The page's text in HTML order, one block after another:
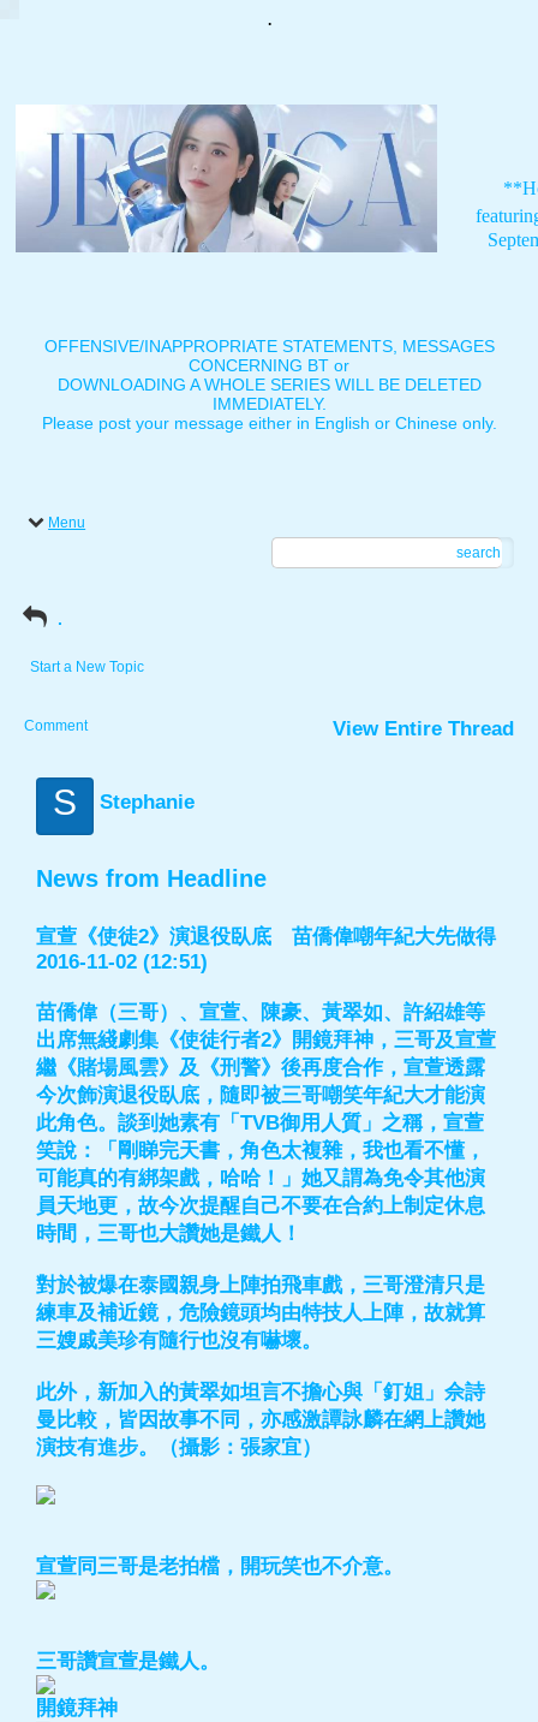
.
OFFENSIVE/INAPPROPRIATE STATEMENTS, MESSAGES
CONCERNING BT or
DOWNLOADING A WHOLE SERIES WILL BE DELETED
IMMEDIATELY.
Please post your message either in English or Chinese only.
Menu
search
.
Start a New Topic
Comment View Entire Thread
S Stephanie
News from Headline
宣萱《使徒2》演退役臥底 苗僑偉嘲年紀大先做得
2016-11-02 (12:51)
苗僑偉（三哥）、宣萱、陳豪、黃翠如、許紹雄等
出席無綫劇集《使徒行者2》開鏡拜神，三哥及宣萱
繼《賭場風雲》及《刑警》後再度合作，宣萱透露
今次飾演退役臥底，隨即被三哥嘲笑年紀大才能演
此角色。談到她素有「TVB御用人質」之稱，宣萱
笑說：「剛睇完天書，角色太複雜，我也看不懂，
可能真的有綁架戲，哈哈！」她又謂為免令其他演
員天地更，故今次提醒自己不要在合約上制定休息
時間，三哥也大讚她是鐵人！
對於被爆在泰國親身上陣拍飛車戲，三哥澄清只是
練車及補近鏡，危險鏡頭均由特技人上陣，故就算
三嫂戚美珍有隨行也沒有嚇壞。
此外，新加入的黃翠如坦言不擔心與「釘姐」佘詩
曼比較，皆因故事不同，亦感激譚詠麟在網上讚她
演技有進步。（攝影：張家宜）
宣萱同三哥是老拍檔，開玩笑也不介意。
三哥讚宣萱是鐵人。
開鏡拜神